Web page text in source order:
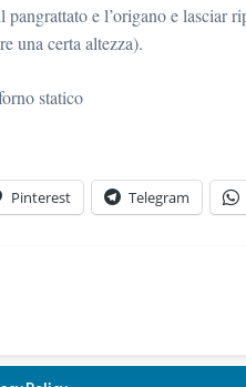
e l’origano e lasciar
una certa altezza).
statico
Pinterest Telegram